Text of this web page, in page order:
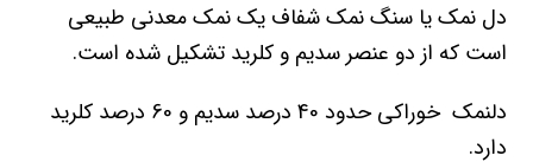
دل نمک یا سنگ نمک شفاف یک نمک معدنی طبیعی
است که از دو عنصر سدیم و کلرید تشکیل شده است.
دلنمک خوراکی حدود 40 درصد سدیم و 60 درصد کلرید
دارد.